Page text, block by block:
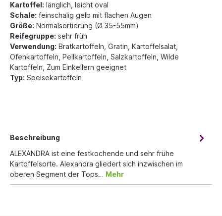
Kartoffel: länglich, leicht oval
Schale: feinschalig gelb mit flachen Augen
Größe: Normalsortierung (Ø 35-55mm)
Reifegruppe: sehr früh
Verwendung: Bratkartoffeln, Gratin, Kartoffelsalat,
Ofenkartoffeln, Pellkartoffeln, Salzkartoffeln, Wilde
Kartoffeln, Zum Einkellern geeignet
Typ: Speisekartoffeln
Beschreibung
ALEXANDRA ist eine festkochende und sehr frühe
Kartoffelsorte. Alexandra gliedert sich inzwischen im
oberen Segment der Tops… Mehr